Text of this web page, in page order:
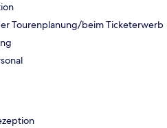
Tourenplanung/beim Ticketerwerb